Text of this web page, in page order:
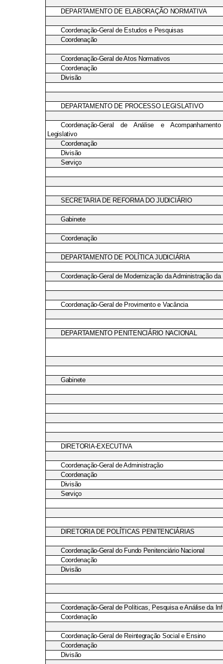
DEPARTAMENTO DE ELABORAÇÃO NORMATIVA
Coordenação-Geral de Estudos e Pesquisas
Coordenação
Coordenação-Geral de Atos Normativos
Coordenação
Divisão
DEPARTAMENTO DE PROCESSO LEGISLATIVO
Coordenação-Geral de Análise e
Legislativo
Coordenação
Divisão
Serviço
SECRETARIA DE REFORMA DO JUDICIÁRIO
Gabinete
Coordenação
DEPARTAMENTO DE POLÍTICA JUDICIÁRIA
Coordenação-Geral de Modernização da Administração
Coordenação-Geral de Provimento e Vacância
DEPARTAMENTO PENITENCIÁRIO NACIONAL
Gabinete
DIRETORIA-EXECUTIVA
Coordenação-Geral de Administração
Coordenação
Divisão
Serviço
DIRETORIA DE POLÍTICAS PENITENCIÁRIAS
Coordenação-Geral do Fundo Penitenciário Nacional
Coordenação
Divisão
Coordenação-Geral de Políticas, Pesquisa e Análise da
Coordenação
Coordenação-Geral de Reintegração Social e Ensino
Coordenação
Divisão